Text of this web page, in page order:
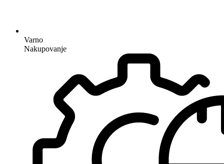
Varno
Nakupovanje